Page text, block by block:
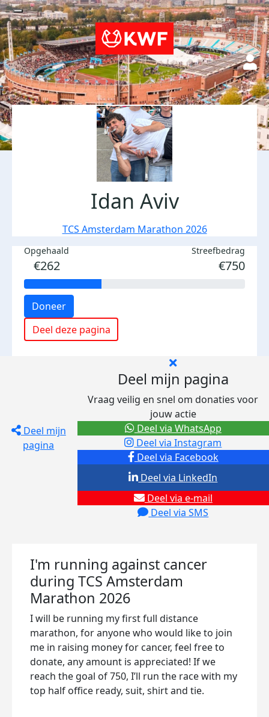
Idan Aviv
TCS Amsterdam Marathon 2026
Opgehaald
€262
Streefbedrag
€750
Doneer
Deel deze pagina
Deel mijn
pagina
Deel mijn pagina
Vraag veilig en snel om donaties voor
jouw actie
Deel via Facebook
Deel via Instagram
Deel via e-mail
Deel via SMS
Deel via LinkedIn
Deel via WhatsApp
I'm running against cancer
during TCS Amsterdam
Marathon 2026
I will be running my first full distance
marathon, for anyone who would like to join
me in raising money for cancer, feel free to
donate, any amount is appreciated! If we
reach the goal of 750, I’ll run the race with my
top half office ready, suit, shirt and tie.